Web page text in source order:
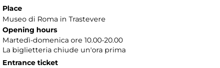
Place
Museo di Roma in Trastevere
Opening hours
Martedì-domenica ore 10.00-20.00
La biglietteria chiude un'ora prima
Entrance ticket